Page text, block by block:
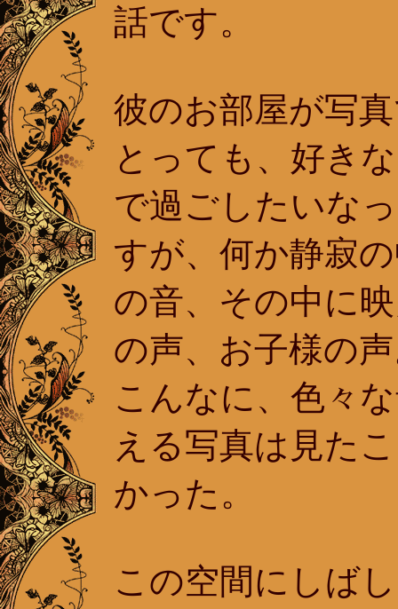
話です。
彼のお部屋が写
とっても、好き
で過ごしたいな
すが、何か静寂
の音、その中に
の声、お子様の
こんなに、色々
える写真は見た
かった。
この空間にしば